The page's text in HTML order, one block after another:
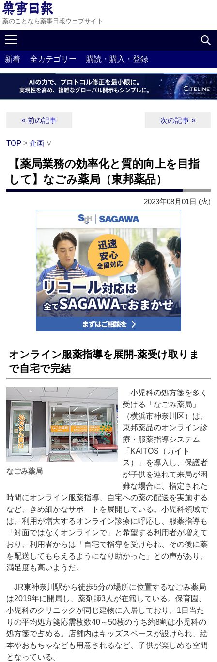
薬のことなら薬事日報ウェブサイト
新着 全カテゴリー 購読・購入・登録
« 前の記事 次の記事 »
TOP >企画 ∨
【薬局業務の効率化と質的向上を目指
して】なごみ薬局（東邦薬品）
2023年08月01日 (火)
オンライン服薬指導を展開‐薬受け取りま
で自宅で完結
なごみ薬局
小児科の処方箋を多く
受ける「なごみ薬局」
（横浜市神奈川区）は、
東邦薬品のオンライン診
療・服薬指導システム
「KAITOS（カイト
ス）」を導入し、保護者
が子供を連れて来局が困
難な場合に、指定された
時間にオンライン服薬指導、自宅への薬の配送を実施する
など、きめ細かなサポートを展開している。小児科領域で
は、利用が増大するオンライン診療に呼応し、服薬指導も
「対面ではなくオンラインで」と希望する利用者が増えて
おり、利用者からは「自宅で指導を受けられ、その後に薬
を配送してもらえるようになり助かった」との声があり、
満足度も高いようだ。
JR東神奈川駅から徒歩5分の場所に位置するなごみ薬局
は2019年に開局し、薬剤師3人が在籍している。保育園、
小児科のクリニックが同じ建物に入居しており、1日当た
りの平均処方箋応需枚数40～50枚のうち約8割は小児科の
処方箋で占める。店舗内はキッズスペースが設けられ、絵
本やおもちゃなども用意されるなど、子供が楽しめる空間
となっている。